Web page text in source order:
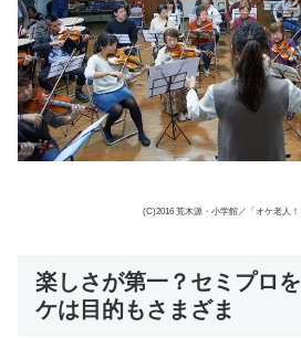
(C)2016 荒木源・小学館／「オケ老人
楽しさが第一？セミプロ
ケは目的もさまざま